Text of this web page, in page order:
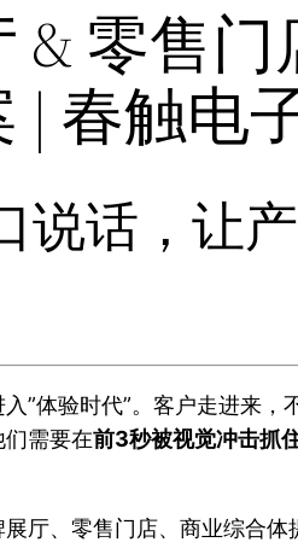
& 零售
| 春触电
说话，让
”体验时代”。客户走进来，
需要在前3秒被视觉冲击抓
厅、零售门店、商业综合体